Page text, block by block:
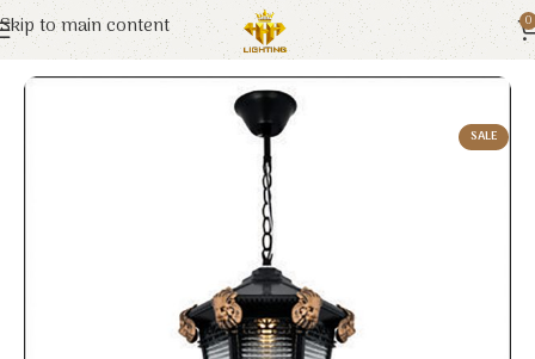
Skip to main content 0
Trang chủ Euroto Đèn Trang Trí
SALE